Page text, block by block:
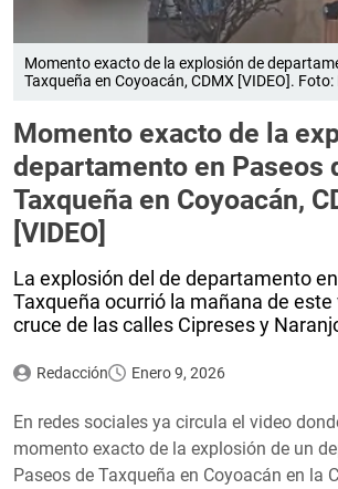
Momento exacto de la explosión de
Taxqueña en Coyoacán, CDMX [VIDEO]. Foto:
Momento exacto de la
departamento en Paseos
Taxqueña en Coyoacán,
[VIDEO]
La explosión del de departamento
Taxqueña ocurrió la mañana de este
cruce de las calles Cipreses y
Redacción Enero 9, 2026
En redes sociales ya circula el video
momento exacto de la explosión de un
Paseos de Taxqueña en Coyoacán en la